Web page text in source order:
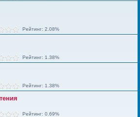
Рейтинг: 2.08%
Рейтинг: 1.38%
Рейтинг: 1.38%
Рейтинг: 0.69%